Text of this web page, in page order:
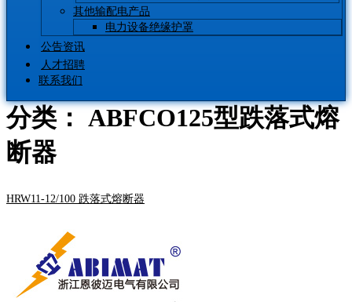
其他输配电产品
电力设备绝缘护罩
公告资讯
人才招聘
联系我们
分类： ABFCO125型跌落式熔
断器
HRW11-12/100 跌落式熔断器